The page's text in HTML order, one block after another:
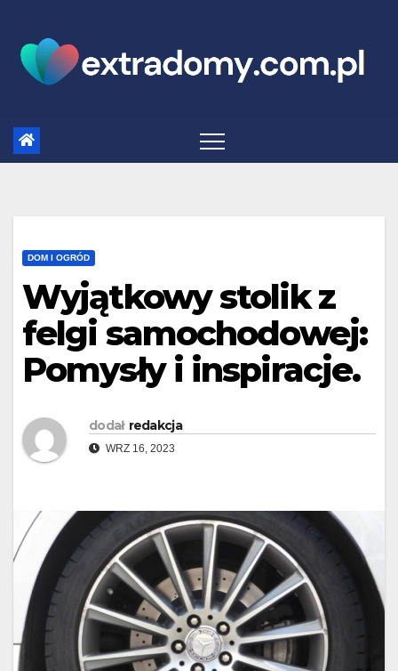
content
DOM I OGRÓD
Wyjątkowy stolik z
felgi samochodowej:
Pomysły i inspiracje.
dodał redakcja
WRZ 16, 2023